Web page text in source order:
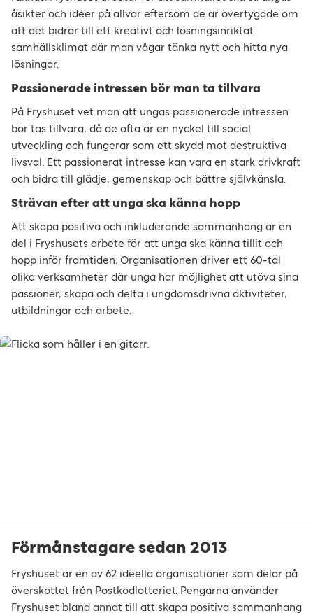
åsikter och idéer på allvar eftersom de är övertygade om
att det bidrar till ett kreativt och lösningsinriktat
samhällsklimat där man vågar tänka nytt och hitta nya
lösningar.
Passionerade intressen bör man ta tillvara
På Fryshuset vet man att ungas passionerade intressen
bör tas tillvara, då de ofta är en nyckel till social
utveckling och fungerar som ett skydd mot destruktiva
livsval. Ett passionerat intresse kan vara en stark drivkraft
och bidra till glädje, gemenskap och bättre självkänsla.
Strävan efter att unga ska känna hopp
Att skapa positiva och inkluderande sammanhang är en
del i Fryshusets arbete för att unga ska känna tillit och
hopp inför framtiden. Organisationen driver ett 60-tal
olika verksamheter där unga har möjlighet att utöva sina
passioner, skapa och delta i ungdomsdrivna aktiviteter,
utbildningar och arbete.
Förmånstagare sedan 2013
Fryshuset är en av 62 ideella organisationer som delar på
överskottet från Postkodlotteriet. Pengarna använder
Fryshuset bland annat till att skapa positiva sammanhang